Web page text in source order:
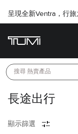
呈現全新Ventra，行旅
搜尋 熱賣產品
長途出行
顯示篩選